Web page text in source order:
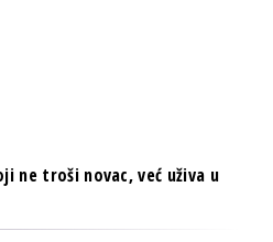
ne troši novac, već uživa u